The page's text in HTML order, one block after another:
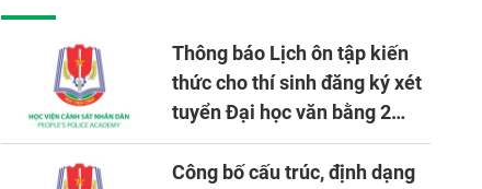
Thông báo Lịch ôn tập kiến
thức cho thí sinh đăng ký xét
tuyển Đại học văn bằng 2
tuyển mới, mở tại Học viện
CSND năm học 2026 - 2027
Công bố cấu trúc, định dạng